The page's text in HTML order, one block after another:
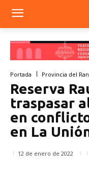
Portada Provincia del
Reserva
traspasar
en
en La
12 de enero de 2022